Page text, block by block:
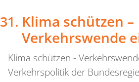
Klima schützen –
Verkehrswende
Klima schützen -
Verkehrspolitik der